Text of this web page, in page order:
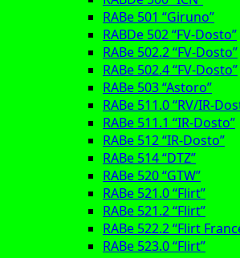
RABe 501 “Giruno”
RABDe 502 “FV-Dosto”
RABe 502.2 “FV-Dosto”
RABe 502.4 “FV-Dosto”
RABe 503 “Astoro”
RABe 511.0 “RV/IR-
RABe 511.1 “IR-Dosto”
RABe 512 “IR-Dosto”
RABe 514 “DTZ”
RABe 520 “GTW”
RABe 521.0 “Flirt”
RABe 521.2 “Flirt”
RABe 522.2 “Flirt
RABe 523.0 “Flirt”